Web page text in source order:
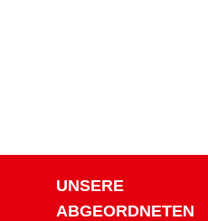
UNSERE
ABGEORDNETEN